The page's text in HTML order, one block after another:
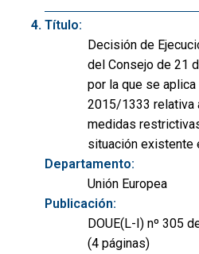
Título:
Decisión de
del Consejo de 21
por la que se
2015/1333 relativa
medidas
situación existente
Departamento:
Unión Europea
Publicación:
DOUE(L-I) nº 305
(4 páginas)